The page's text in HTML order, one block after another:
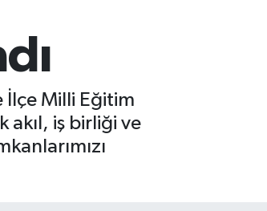
İlçe Milli Eğitim
iş birliği ve